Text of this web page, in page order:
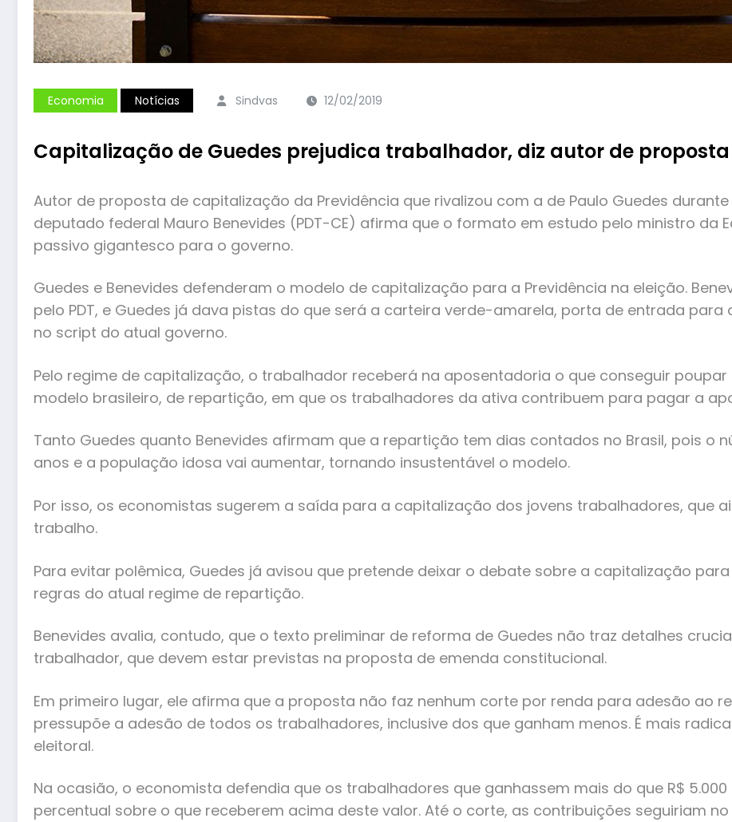
Economia Notícias Sindvas 12/02/2019
Capitalização de Guedes prejudica trabalhador, diz autor de
Autor de proposta de capitalização da Previdência que rivalizou com a de Paulo Guedes
deputado federal Mauro Benevides (PDT-CE) afirma que o formato em estudo pelo ministro da
passivo gigantesco para o governo.
Guedes e Benevides defenderam o modelo de capitalização para a Previdência na eleição.
pelo PDT, e Guedes já dava pistas do que será a carteira verde-amarela, porta de entrada
no script do atual governo.
Pelo regime de capitalização, o trabalhador receberá na aposentadoria o que conseguir
modelo brasileiro, de repartição, em que os trabalhadores da ativa contribuem para pagar a
Tanto Guedes quanto Benevides afirmam que a repartição tem dias contados no Brasil, pois o
anos e a população idosa vai aumentar, tornando insustentável o modelo.
Por isso, os economistas sugerem a saída para a capitalização dos jovens trabalhadores, que
trabalho.
Para evitar polêmica, Guedes já avisou que pretende deixar o debate sobre a capitalização
regras do atual regime de repartição.
Benevides avalia, contudo, que o texto preliminar de reforma de Guedes não traz detalhes
trabalhador, que devem estar previstas na proposta de emenda constitucional.
Em primeiro lugar, ele afirma que a proposta não faz nenhum corte por renda para adesão ao
pressupõe a adesão de todos os trabalhadores, inclusive dos que ganham menos. É mais
eleitoral.
Na ocasião, o economista defendia que os trabalhadores que ganhassem mais do que R$
percentual sobre o que receberem acima deste valor. Até o corte, as contribuições seguiriam